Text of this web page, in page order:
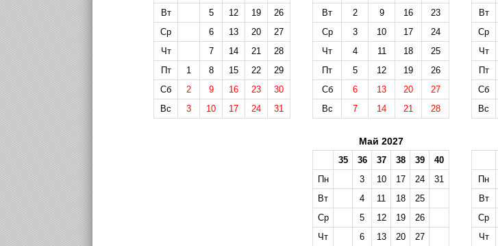
Вт
5 12 19
26
Ср
6 13 20
27
Чт
7 14 21
28
Пт
1 8 15 22
29
Сб
2 9 16 23
30
Вс
3 10 17 24 31
Вт
2 9 16
23
Ср
3 10 17
24
Чт
4 11 18
25
Пт
5 12 19
26
Сб
6 13 20
27
Вс
7 14 21 28
Вт
Ср
Чт
Пт
Сб
Вс
Май 2027
35 36 37 38 39
40
Пн
3 10 17 24
31
Вт
4 11 18
25
Ср
5 12 19
26
Чт
6 13 20 27
Пн
Вт
Ср
Чт